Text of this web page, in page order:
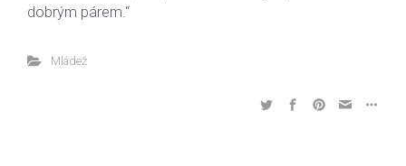
dobrým párem.“
Mládež